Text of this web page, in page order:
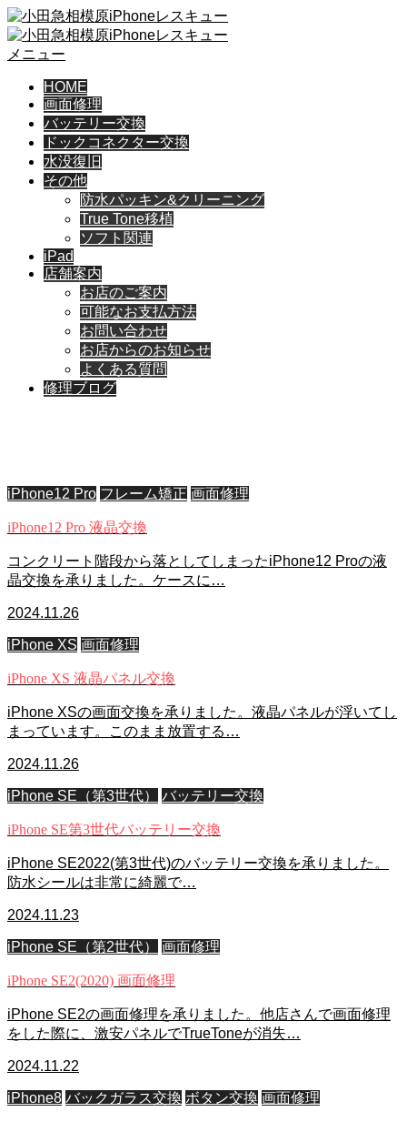
メニュー
HOME
画面修理
バッテリー交換
ドックコネクター交換
水没復旧
その他
防水パッキン&クリーニング
True Tone移植
ソフト関連
iPad
店舗案内
お店のご案内
可能なお支払方法
お問い合わせ
お店からのお知らせ
よくある質問
修理ブログ
iPhone12 Pro フレーム矯正 画面修理
iPhone12 Pro 液晶交換
コンクリート階段から落としてしまったiPhone12 Proの液
晶交換を承りました。ケースに…
2024.11.26
iPhone XS 画面修理
iPhone XS 液晶パネル交換
iPhone XSの画面交換を承りました。液晶パネルが浮いてし
まっています。このまま放置する…
2024.11.26
iPhone SE（第3世代） バッテリー交換
iPhone SE第3世代バッテリー交換
iPhone SE2022(第3世代)のバッテリー交換を承りました。
防水シールは非常に綺麗で…
2024.11.23
iPhone SE（第2世代） 画面修理
iPhone SE2(2020) 画面修理
iPhone SE2の画面修理を承りました。他店さんで画面修理
をした際に、激安パネルでTrueToneが消失…
2024.11.22
iPhone8 バックガラス交換 ボタン交換 画面修理